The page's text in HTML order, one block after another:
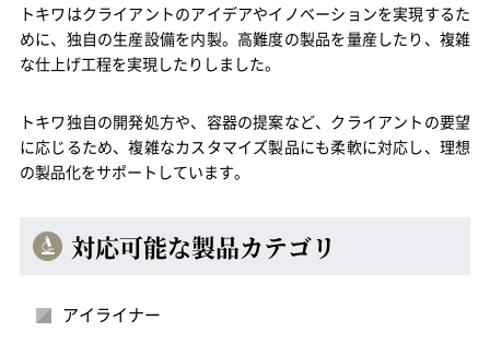
トキワはクライアントのアイデアやイノベーションを実現するた
めに、独自の生産設備を内製。高難度の製品を量産したり、複雑
な仕上げ工程を実現したりしました。
トキワ独自の開発処方や、容器の提案など、クライアントの要望
に応じるため、複雑なカスタマイズ製品にも柔軟に対応し、理想
の製品化をサポートしています。
対応可能な製品カテゴリ
アイライナー